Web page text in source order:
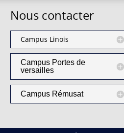
Nous contacter
Campus Linois
Campus Portes de
versailles
Campus Rémusat